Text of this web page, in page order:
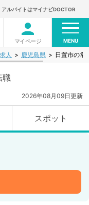
ルバイトはマイナビDOCTOR
マイページ MENU
人 鹿児島県 日置市の常
職
2026年08月09日更新
スポット